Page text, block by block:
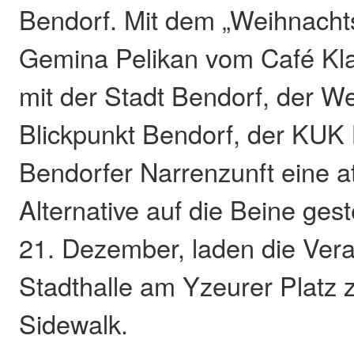
Bendorf. Mit dem
Gemina Pelikan vom Café
mit der Stadt Bendorf, der
Blickpunkt Bendorf, der
Bendorfer Narrenzunft eine
Alternative auf die Beine
21. Dezember, laden die
Stadthalle am Yzeurer Platz
Sidewalk.